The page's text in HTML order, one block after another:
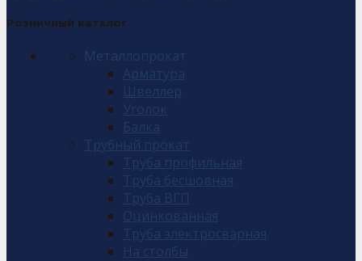
Розничный каталог
Металлопрокат
Арматура
Швеллер
Уголок
Балка
Трубный прокат
Труба профильная
Труба бесшовная
Труба ВГП
Оцинкованная
Труба электросварная
На столбы